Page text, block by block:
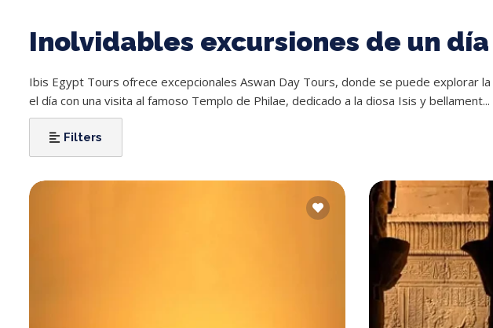
Inolvidables excursiones de un día
Ibis Egypt Tours ofrece excepcionales Aswan Day Tours, donde se puede explorar
el día con una visita al famoso Templo de Philae, dedicado a la diosa Isis y bellament...
Filters